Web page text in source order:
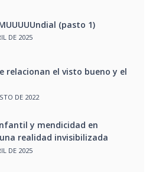
(pasto 1)
DE 2025
relacionan el visto bueno y el
DE 2022
y mendicidad en
realidad invisibilizada
DE 2025